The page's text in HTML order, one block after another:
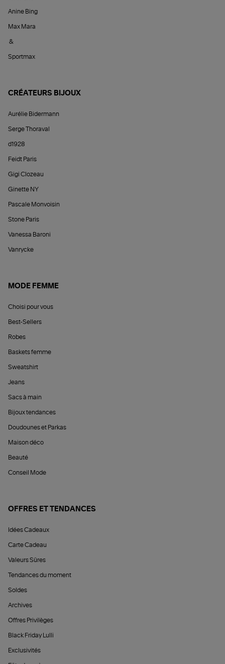
Anine Bing
Max Mara
&
Sportmax
CRÉATEURS BIJOUX
Aurélie Bidermann
Serge Thoraval
d1928
Feidt Paris
Gigi Clozeau
Ginette NY
Pascale Monvoisin
Stone Paris
Vanessa Baroni
Vanrycke
MODE FEMME
Choisi pour vous
Best-Sellers
Robes
Baskets femme
Sweatshirt
Jeans
Sacs à main
Bijoux tendances
Doudounes et Parkas
Maison déco
Beauté
Conseil Mode
OFFRES ET TENDANCES
Idées Cadeaux
Carte Cadeau
Valeurs Sûres
Tendances du moment
Soldes
Archives
Offres Privilèges
Black Friday Lulli
Exclusivités